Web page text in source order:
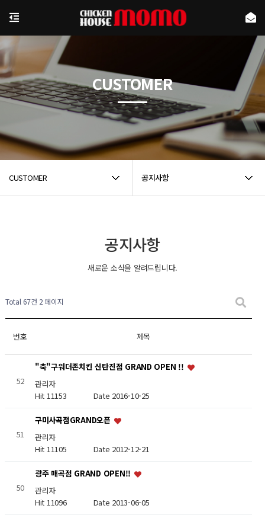
CUSTOMER 공지사항
CUSTOMER
공지사항
새로운 소식을 알려드립니다.
Total 67건 2 페이지
번호 제목
52
"축"구워더존치킨 신탄진점 GRAND OPEN !!
관리자
Hit 11153 Date 2016-10-25
51
구미사곡점GRAND오픈
관리자
Hit 11105 Date 2012-12-21
50
광주 매곡점 GRAND OPEN!!
관리자
Hit 11096 Date 2013-06-05